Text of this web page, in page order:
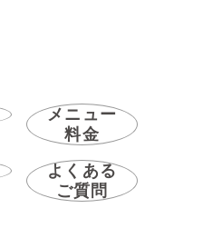
メニュー
料金
よくある
ご質問